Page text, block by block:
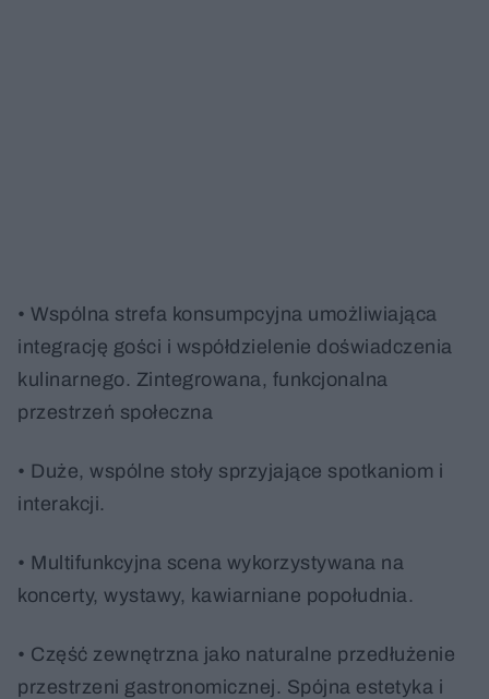
• Wspólna strefa konsumpcyjna umożliwiająca
integrację gości i współdzielenie doświadczenia
kulinarnego. Zintegrowana, funkcjonalna
przestrzeń społeczna
• Duże, wspólne stoły sprzyjające spotkaniom i
interakcji.
• Multifunkcyjna scena wykorzystywana na
koncerty, wystawy, kawiarniane popołudnia.
• Część zewnętrzna jako naturalne przedłużenie
przestrzeni gastronomicznej. Spójna estetyka i